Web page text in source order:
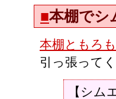
■本棚でシ
本棚ともろ
引っ張って
【シム